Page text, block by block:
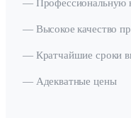
— Профессиональную
— Высокое качество
— Кратчайшие сроки
— Адекватные цены